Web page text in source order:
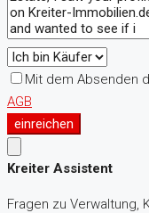
Mit dem Absenden
AGB
einreichen
Kreiter Assistent
Fragen zu Verwaltung,